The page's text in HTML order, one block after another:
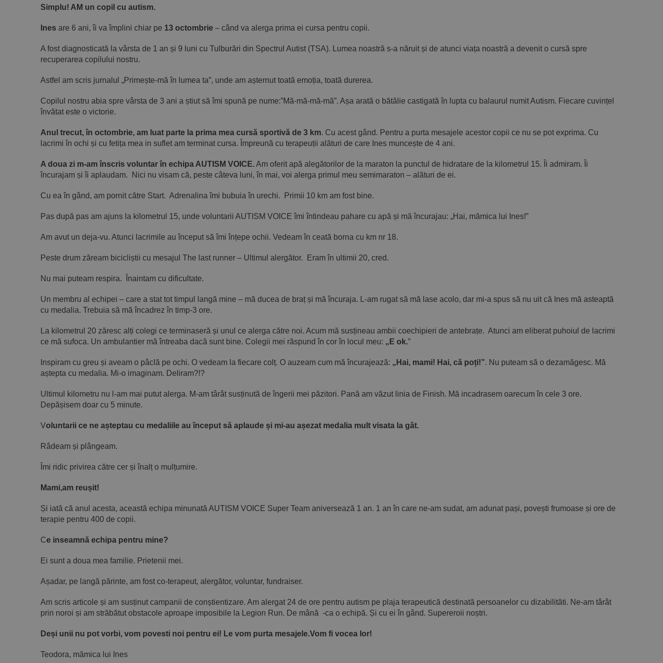
Simplu! AM un copil cu autism.
Ines are 6 ani, îi va împlini chiar pe 13 octombrie – când va alerga prima ei cursa pentru copii.
A fost diagnosticată la vârsta de 1 an și 9 luni cu Tulburări din Spectrul Autist (TSA). Lumea noastră s-a năruit și de atunci viața noastră a devenit o cursă spre
recuperarea copilului nostru.
Astfel am scris jurnalul „Primește-mă în lumea ta”, unde am așternut toată emoția, toată durerea.
Copilul nostru abia spre vârsta de 3 ani a știut să îmi spună pe nume:”Mă-mă-mă-mă”. Așa arată o bătălie castigată în lupta cu balaurul numit Autism. Fiecare cuvințel
învătat este o victorie.
Anul trecut, în octombrie, am luat parte la prima mea cursă sportivă de 3 km. Cu acest gând. Pentru a purta mesajele acestor copii ce nu se pot exprima. Cu
lacrimi în ochi și cu fetița mea in suflet am terminat cursa. Împreună cu terapeuții alături de care Ines muncește de 4 ani.
A doua zi m-am înscris voluntar în echipa AUTISM VOICE.Am oferit apă alegătorilor de la maraton la punctul de hidratare de la kilometrul 15. Îi admiram. Îi
încurajam și îi aplaudam. Nici nu visam că, peste câteva luni, în mai, voi alerga primul meu semimaraton – alături de ei.
Cu ea în gând, am pornit către Start. Adrenalina îmi bubuia în urechi. Primii 10 km am fost bine.
Pas după pas am ajuns la kilometrul 15, unde voluntarii AUTISM VOICE îmi întindeau pahare cu apă și mă încurajau: „Hai, mămica lui Ines!”
Am avut un deja-vu. Atunci lacrimile au început să îmi înțepe ochii. Vedeam în ceată borna cu km nr 18.
Peste drum zăream bicicliștii cu mesajul The last runner – Ultimul alergător. Eram în ultimii 20, cred.
Nu mai puteam respira. Înaintam cu dificultate.
Un membru al echipei – care a stat tot timpul langă mine – mă ducea de braț și mă încuraja. L-am rugat să mă lase acolo, dar mi-a spus să nu uit că Ines mă asteaptă
cu medalia. Trebuia să mă încadrez în timp-3 ore.
La kilometrul 20 zăresc alți colegi ce terminaseră și unul ce alerga către noi. Acum mă susțineau ambii coechipieri de antebrațe. Atunci am eliberat puhoiul de lacrimi
ce mă sufoca. Un ambulantier mă întreaba dacă sunt bine. Colegii mei răspund în cor în locul meu: „E ok.”
Inspiram cu greu și aveam o pâclă pe ochi. O vedeam la fiecare colț. O auzeam cum mă încurajează: „Hai, mami! Hai, că poți!”. Nu puteam să o dezamăgesc. Mă
aștepta cu medalia. Mi-o imaginam. Deliram?!?
Ultimul kilometru nu l-am mai putut alerga. M-am târât susținută de îngerii mei păzitori. Pană am văzut linia de Finish. Mă incadrasem oarecum în cele 3 ore.
Depășisem doar cu 5 minute.
Voluntarii ce ne așteptau cu medaliile au început să aplaude și mi-au așezat medalia mult visata la gât.
Râdeam și plângeam.
Îmi ridic privirea către cer și înalț o mulțumire.
Mami,am reușit!
Și iată că anul acesta, această echipa minunată AUTISM VOICE Super Team aniversează 1 an. 1 an în care ne-am sudat, am adunat pași, povești frumoase și ore de
terapie pentru 400 de copii.
Ce inseamnă echipa pentru mine?
Ei sunt a doua mea familie. Prietenii mei.
Așadar, pe langă părinte, am fost co-terapeut, alergător, voluntar, fundraiser.
Am scris articole și am susținut campanii de conștientizare. Am alergat 24 de ore pentru autism pe plaja terapeutică destinată persoanelor cu dizabilităti. Ne-am târât
prin noroi și am străbătut obstacole aproape imposibile la Legion Run. De mână -ca o echipă. Și cu ei în gând. Supereroii noștri.
Deși unii nu pot vorbi, vom povesti noi pentru ei! Le vom purta mesajele.Vom fi vocea lor!
Teodora, mămica lui Ines